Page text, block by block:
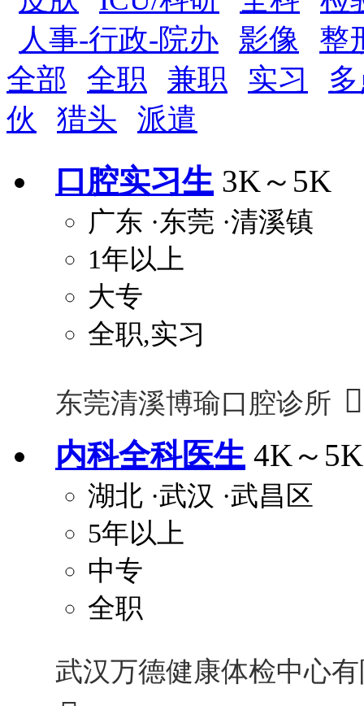
全勤奖 加班补助 全薪病假 股票
法定节假日三薪 工龄奖 带薪年假 年终
晋升与政策
8小时工作制 周末双休
关怀与福利
包吃 住房补贴
定期团建 节日福利
解决户口
员工旅游 高温补贴
人事-行政-院办
影像
整
全部
全职 兼职 实习
伙
猎头 派遣
口腔实习生 3K～5K
广东 ·东莞 ·清溪镇
1年以上
大专
全职,实习
东莞清溪博瑜口腔诊所 
内科全科医生 4K～5K
湖北 ·武汉 ·武昌区
5年以上
中专
全职
武汉万德健康体检中心